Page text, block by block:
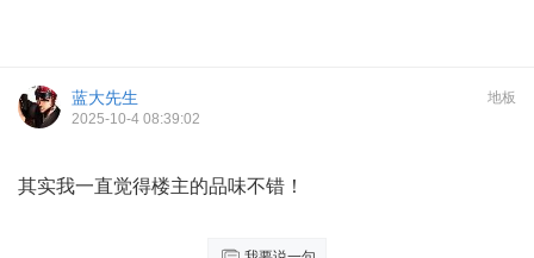
地板
蓝大先生
2025-10-4 08:39:02
其实我一直觉得楼主的品味不错！